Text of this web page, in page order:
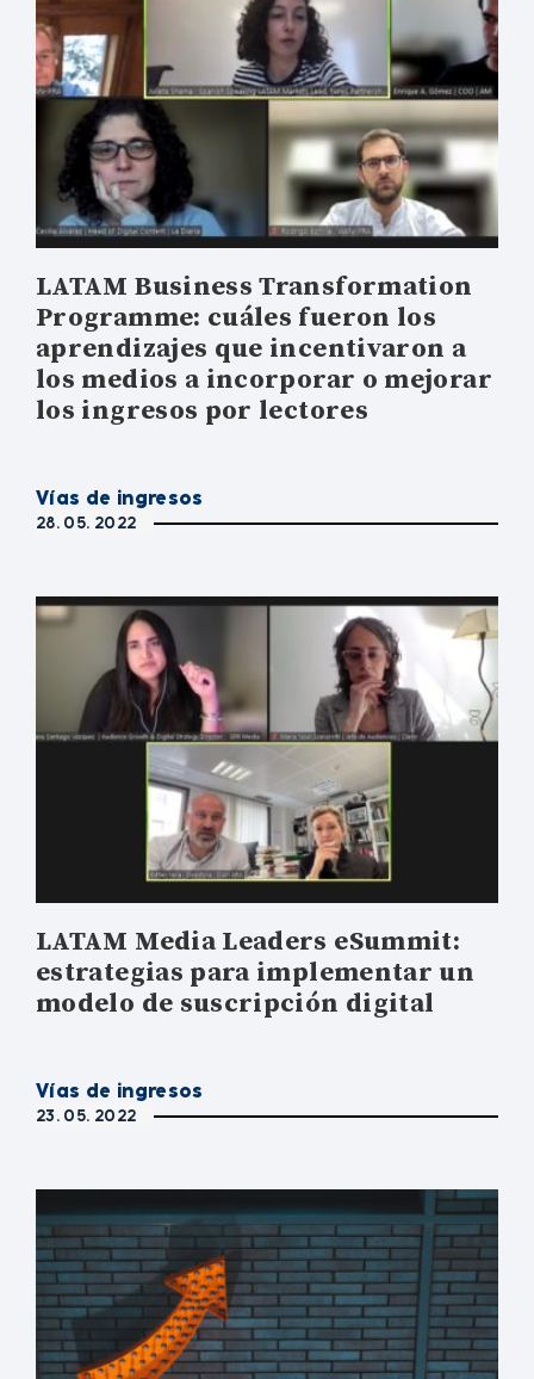
LATAM Business Transformation
Programme: cuáles fueron los
aprendizajes que incentivaron a
los medios a incorporar o mejorar
los ingresos por lectores
Vías de ingresos
28. 05. 2022
LATAM Media Leaders eSummit:
estrategias para implementar un
modelo de suscripción digital
Vías de ingresos
23. 05. 2022